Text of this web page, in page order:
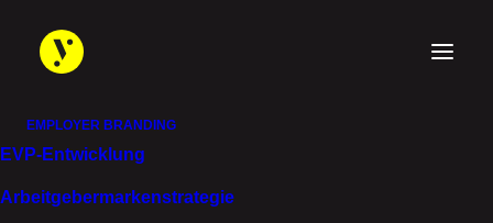
EMPLOYER BRANDING
EVP-Entwicklung
Arbeitgebermarken­strategie
Fohhn Audio AG